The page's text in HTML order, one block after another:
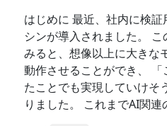
はじめに 最近、社内に検
シンが導入されました。
みると、想像以上に大きな
動作させることができ、
たことでも実現していけそ
りました。 これまでAI関連